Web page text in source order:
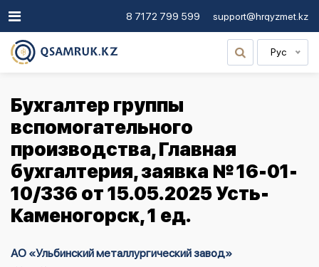
8 7172 799 599 support@hrqyzmet.kz
Рус
Бухгалтер группы
вспомогательного
производства, Главная
бухгалтерия, заявка № 16-01-
10/336 от 15.05.2025 Усть-
Каменогорск, 1 ед.
АО «Ульбинский металлургический завод»